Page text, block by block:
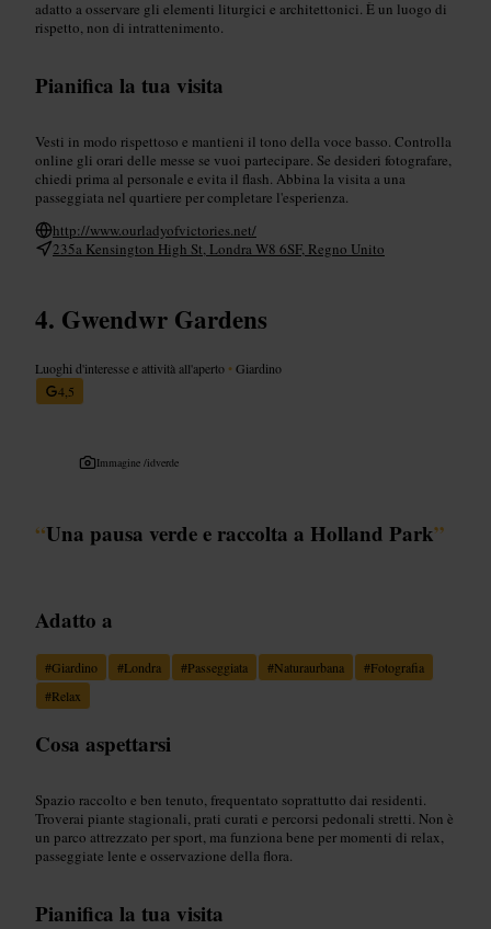
adatto a osservare gli elementi liturgici e architettonici. È un luogo di
rispetto, non di intrattenimento.
Pianifica la tua visita
Vesti in modo rispettoso e mantieni il tono della voce basso. Controlla
online gli orari delle messe se vuoi partecipare. Se desideri fotografare,
chiedi prima al personale e evita il flash. Abbina la visita a una
passeggiata nel quartiere per completare l'esperienza.
http://www.ourladyofvictories.net/
235a Kensington High St, Londra W8 6SF, Regno Unito
Gwendwr Gardens
Luoghi d'interesse e attività all'aperto •Giardino
4,5
Immagine /idverde
“Una pausa verde e raccolta a Holland Park”
Adatto a
#Giardino #Londra #Passeggiata #Naturaurbana #Fotografia
#Relax
Cosa aspettarsi
Spazio raccolto e ben tenuto, frequentato soprattutto dai residenti.
Troverai piante stagionali, prati curati e percorsi pedonali stretti. Non è
un parco attrezzato per sport, ma funziona bene per momenti di relax,
passeggiate lente e osservazione della flora.
Pianifica la tua visita